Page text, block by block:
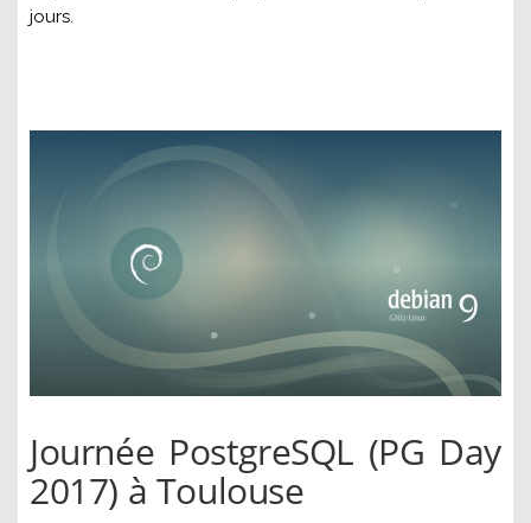
jours.
Journée PostgreSQL (PG Day
2017) à Toulouse